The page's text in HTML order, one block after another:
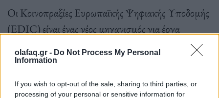
olafaq.gr - Do Not Process My Personal
Information
If you wish to opt-out of the sale, sharing to third parties, or
processing of your personal or sensitive information for
Οι Κοινοπραξίες Ευρωπαϊκής Ψηφιακής Υποδομής
(EDIC) είναι ένας νέος μηχανισμός για έργα
επιτρέπει στα κράτη μέλη να
συγκεντρώνουν χρηματοδότηση και άλλους πόρους
εξασφαλίζουν κοινά πρότυπα διαλειτουργικότητας,